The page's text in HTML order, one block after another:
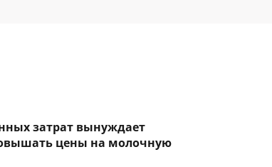
затрат вынуждает
цены на молочную